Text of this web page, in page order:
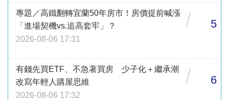
專題／高鐵翻轉宜蘭50年房市！房價提前喊漲
「進場契機vs.追高套牢」？
2026-08-06 17:31
/ 5
有錢先買ETF、不急著買房 少子化＋繼承潮
改寫年輕人購屋思維
2026-08-06 17:32
/ 6